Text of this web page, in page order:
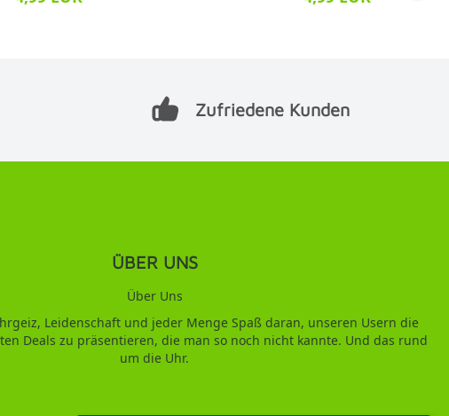
Zufriedene Kunden
ÜBER UNS
Über Uns
Leidenschaft und jeder Menge Spaß daran, unseren Usern die
Deals zu präsentieren, die man so noch nicht kannte. Und das rund
um die Uhr.